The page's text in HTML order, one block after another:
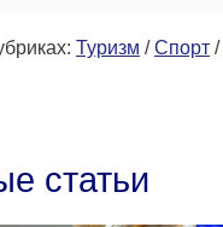
Туризм /Спорт /
статьи